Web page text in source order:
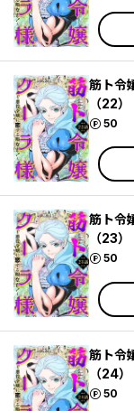
筋ト令
（22）
50
ポイント
筋ト令
（23）
50
ポイント
筋ト令
（24）
50
ポイント